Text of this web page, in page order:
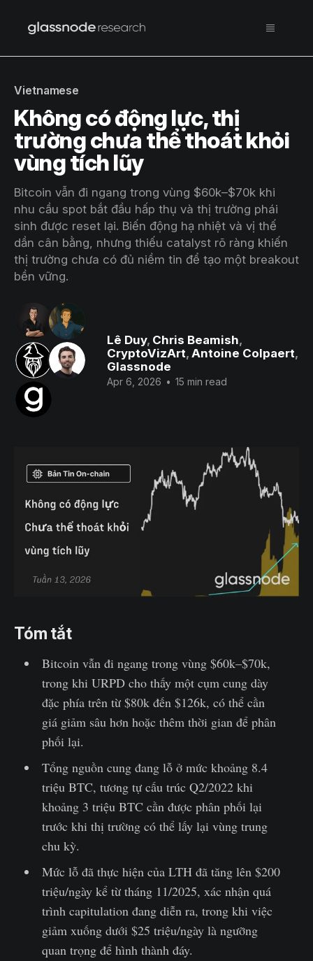
Vietnamese
Không có động lực, thị
trường chưa thể thoát khỏi
vùng tích lũy
Bitcoin vẫn đi ngang trong vùng $60k–$70k khi
nhu cầu spot bắt đầu hấp thụ và thị trường phái
sinh được reset lại. Biến động hạ nhiệt và vị thế
dần cân bằng, nhưng thiếu catalyst rõ ràng khiến
thị trường chưa có đủ niềm tin để tạo một breakout
bền vững.
Lê Duy, Chris Beamish,
CryptoVizArt, Antoine Colpaert,
Glassnode
Apr 6, 2026 • 15 min read
Tóm tắt
Bitcoin vẫn đi ngang trong vùng $60k–$70k,
trong khi URPD cho thấy một cụm cung dày
đặc phía trên từ $80k đến $126k, có thể cần
giá giảm sâu hơn hoặc thêm thời gian để phân
phối lại.
Tổng nguồn cung đang lỗ ở mức khoảng 8.4
triệu BTC, tương tự cấu trúc Q2/2022 khi
khoảng 3 triệu BTC cần được phân phối lại
trước khi thị trường có thể lấy lại vùng trung
chu kỳ.
Mức lỗ đã thực hiện của LTH đã tăng lên $200
triệu/ngày kể từ tháng 11/2025, xác nhận quá
trình capitulation đang diễn ra, trong khi việc
giảm xuống dưới $25 triệu/ngày là ngưỡng
quan trọng để hình thành đáy.